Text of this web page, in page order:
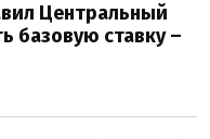
Центральный
базовую ставку –